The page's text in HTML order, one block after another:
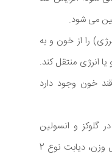
می شود.
را از خون و به
انرژی منتقل کند.
خون وجود دارد
گلوکز و انسولین
موجب افزایش خطر ابتلا به افزایش وزن، دیابت نوع 2